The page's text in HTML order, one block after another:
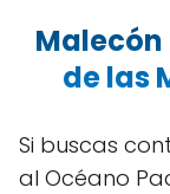
de las
Si buscas
al Océano